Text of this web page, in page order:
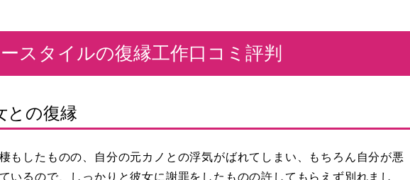
スタイルの復縁工作口コミ評判
との復縁
もしたものの、自分の元カノとの浮気がばれてしまい、もちろん自分が悪
いるので、しっかりと彼女に謝罪をしたものの許してもらえず別れまし